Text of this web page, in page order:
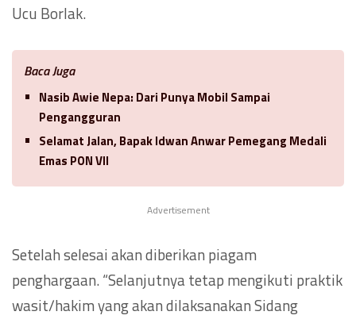
Ucu Borlak.
Baca Juga
Nasib Awie Nepa: Dari Punya Mobil Sampai
Pengangguran
Selamat Jalan, Bapak Idwan Anwar Pemegang Medali
Emas PON VII
Advertisement
Setelah selesai akan diberikan piagam
penghargaan. “Selanjutnya tetap mengikuti praktik
wasit/hakim yang akan dilaksanakan Sidang